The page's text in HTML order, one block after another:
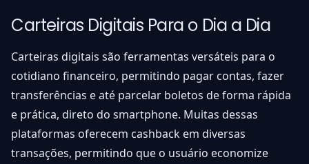
Carteiras Digitais Para o Dia a Dia
Carteiras digitais são ferramentas versáteis para o
cotidiano financeiro, permitindo pagar contas, fazer
transferências e até parcelar boletos de forma rápida
e prática, direto do smartphone. Muitas dessas
plataformas oferecem cashback em diversas
transações, permitindo que o usuário economize